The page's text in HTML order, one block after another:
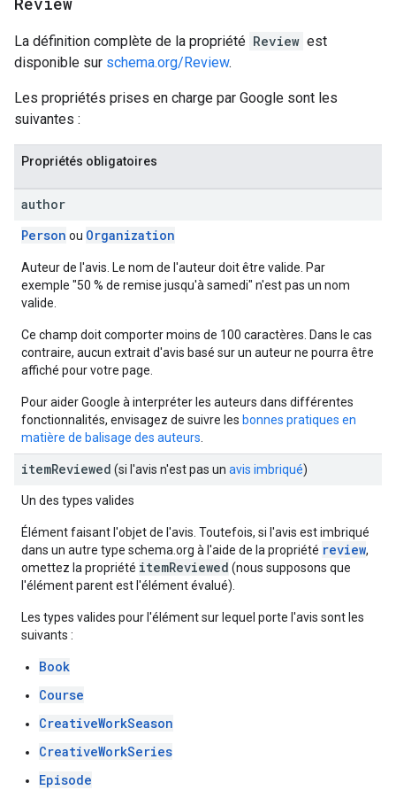
La définition complète de la propriété Review est
disponible sur schema.org/Review.
Les propriétés prises en charge par Google sont les
suivantes :
Propriétés obligatoires
author
Person ou Organization
Auteur de l'avis. Le nom de l'auteur doit être valide. Par
exemple "50 % de remise jusqu'à samedi" n'est pas un nom
valide.
Ce champ doit comporter moins de 100 caractères. Dans le cas
contraire, aucun extrait d'avis basé sur un auteur ne pourra être
affiché pour votre page.
Pour aider Google à interpréter les auteurs dans différentes
fonctionnalités, envisagez de suivre les bonnes pratiques en
matière de balisage des auteurs
itemReviewed (si l'avis n'est pas un avis imbriqué)
Un des types valides
Élément faisant l'objet de l'avis. Toutefois, si l'avis est imbriqué
dans un autre type schema.org à l'aide de la propriété review,
omettez la propriété itemReviewed (nous supposons que
l'élément parent est l'élément évalué).
Les types valides pour l'élément sur lequel porte l'avis sont les
suivants :
Book
Course
CreativeWorkSeason
CreativeWorkSeries
Episode